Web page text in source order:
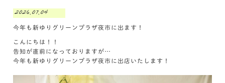
2026.07.04
今年も新ゆりグリーンプラザ夜市に出ます！
こんにちは！！
告知が直前になっておりますが…
今年も新ゆりグリーンプラザ夜市に出店いたします！